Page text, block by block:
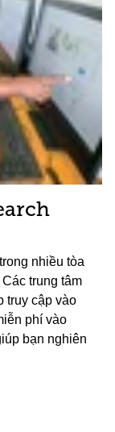
nhiều tòa
trung tâm
truy cập vào
phí vào
bạn nghiên